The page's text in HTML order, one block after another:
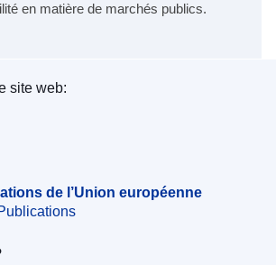
en matière de marchés publics.
de l’Union européenne
site web:
de l’Union européenne